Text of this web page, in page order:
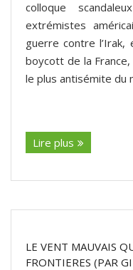
colloque
extrémistes
guerre contre
boycott de la
le plus antisémite du
Lire plus
LE VENT MAUVAIS
FRONTIERES (PAR